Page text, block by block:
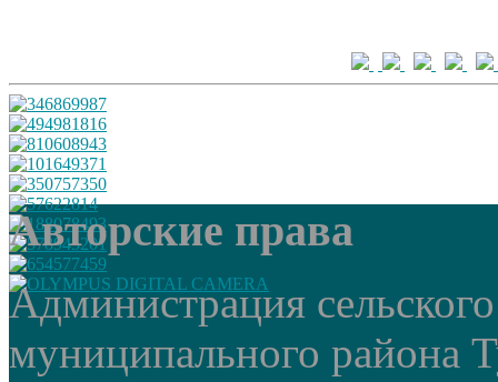
Авторские права
Администрация
муниципального района